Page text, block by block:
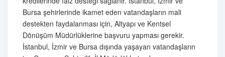
Bursa şehirlerinde ikamet eden vatandaşların mali
destekten faydalanması için, Altyapı ve Kentsel
Dönüşüm Müdürlüklerine başvuru yapması gerekir.
İstanbul, İzmir ve Bursa dışında yaşayan vatandaşların